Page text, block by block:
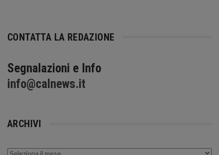
CONTATTA LA REDAZIONE
Segnalazioni e Info
info@calnews.it
ARCHIVI
Archivi